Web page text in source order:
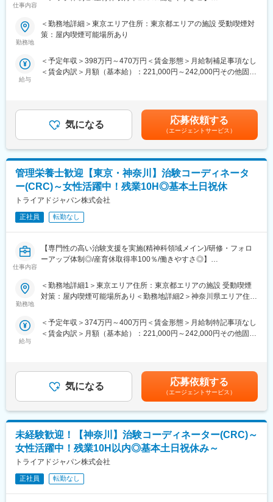
■ミッション・評価について：
ションです。
四半期に一度の昇給制度があり、入社後早々に自走が叶った方や
直近1年以内に入社された方も等級を2段階上げ、年間で約50万円
の年収アップに繋げている事例もございます。
り注力すべき対応として組織強化を図っていく予定です。
・会社規模が大きくなるにつれて障がい者の法定雇用人数は増え
ていくため、本ポジションの裁量や組織規模も今後更に大きくな
■求める人物像：
・対峙する相手に対し、寄り添うだけではなく時には言うべきこ
とをハッキリ言う、という対応をとれる方
・事業会社視点に立ち、会社にとっての最適解は何かということ
を冷静に判断できる方
・志望動機を言語化でき、本ポジションで「自身のどんな強みを
活かすことができるか」をわかりやすく伝えることができる方
変更の範囲：会社の定める業務
仕事内容
治験コーディネーター（CRC）は、医療機関での臨床試験実施に
あたり、治験責任医師のもと治験が適正に実施されるようサポー
ト業務にあたっていただきます。
ように調整を行います。また一方で、治験依頼者である製薬会社
との連絡窓口としても活躍します
・治験前の契約準備や説明会
・担当する治験に関する業務フローの作成
・被験者候補の適格性調査補助（スクリーニング）
・被験者へのインフォームドコンセントの補助
・被験者の来院と検査スケジュールの調整
・被験者へプロトコルに則った正確な服薬指導
・症例管理のための報告書作成
■働き方：
・平均残業は10時間程度で長期的に働ける環境が整っています。
土曜休み、または平日休みかは病院や常駐先により決定いたし
ます。
■ポジションの魅力：
感じられるポイントです。
・精神・神経科領域を中心に、専門性と実践性を重視した教育制
・中途・未経験でCRC職を始めた人も多く在籍し、活躍していま
す。充実した教育研修制度があるので、ブランクのある方も不安
なくお仕事を始められます。
■企業について：
精神科領域を中心に、専門性の高い治験支援を実施しています。
治験コーディネーター（CRC）業務、治験事務局業務、IRB事務
局業務などを行い、病院やクリニックの精神科をサポートする
SMO（治験施設支援機関）として精神神経疾患における治験の質
の高さには定評があります。
勤務地
＜勤務地詳細＞東京エリア住所：東京都エリアの施設 受動喫煙対
策：屋内喫煙可能場所あり
給与
＜予定年収＞398万円～470万円＜賃金形態＞月給制補足事項なし
＜賃金内訳＞月額（基本給）：221,000円～242,000円その他固定
度）■賞与：年2回（7月・12月）※基礎賞与額標準4ヵ月分■手当：
CRC手当（2～4万円）資格手当（1～2万円）役職手当※年齢や資
格、ご経歴により想定年収が下がる場合もございます。賃金はあ
くまでも目安の金額であり、選考を通じて上下する可能性があり
ます。月給(月額)は固定手当を含めた表記です。
気になる 応募依頼する
（エージェントサービス）
管理栄養士歓迎【東京・神奈川】治験コーディネータ
ー(CRC)～女性活躍中！残業10H◎基本土日祝休
トライアドジャパン株式会社
正社員 転勤なし
仕事内容
【専門性の高い治験支援を実施(精神科領域メイン)/研修・フォロ
ーアップ体制◎/産育休取得率100％/働きやすさ◎】
治験コーディネーター（CRC）は、医療機関での臨床試験実施に
あたり、治験責任医師のもと治験が適正に実施されるようサポー
ト業務にあたっていただきます。
ように調整を行います。また一方で、治験依頼者である製薬会社
との連絡窓口としても活躍します。
・治験前の契約準備や説明会
・担当する治験に関する業務フローの作成
・被験者候補の適格性調査補助（スクリーニング）
・被験者へのインフォームドコンセントの補助
・被験者の来院と検査スケジュールの調整
・被験者へプロトコルに則った正確な服薬指導
・症例管理のための報告書作成
■働き方：
・平均残業は10時間程度で長期的に働ける環境が整っています。
勤務地
＜勤務地詳細1＞東京エリア住所：東京都エリアの施設 受動喫煙
対策：屋内喫煙可能場所あり＜勤務地詳細2＞神奈川県エリア住
給与
＜予定年収＞374万円～400万円＜賃金形態＞月給制特記事項なし
＜賃金内訳＞月額（基本給）：221,000円～242,000円その他固定
与：年2回（7月・12月）※基礎賞与額標準4ヵ月分■手当：CRC手
当（2～4万円）資格手当（1～2万円）役職手当※年齢や資格、ご
経歴により想定年収が下がる場合もございます。賃金はあくまで
も目安の金額であり、選考を通じて上下する可能性があります。
月給(月額)は固定手当を含めた表記です。
気になる 応募依頼する
（エージェントサービス）
未経験歓迎！【神奈川】治験コーディネーター(CRC)～
女性活躍中！残業10H以内◎基本土日祝休み～
トライアドジャパン株式会社
正社員 転勤なし